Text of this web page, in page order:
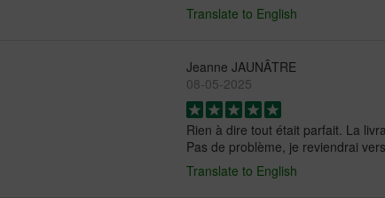
Translate to English
Jeanne JAUNÂTRE
08-05-2025
Rien à dire tout était parfait. La
Pas de problème, je reviendrai
Translate to English